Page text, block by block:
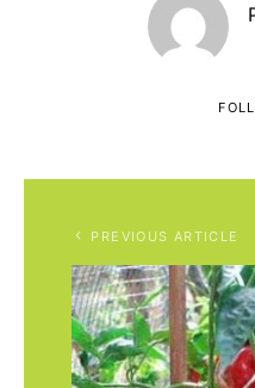
PREVIOUS ARTICLE